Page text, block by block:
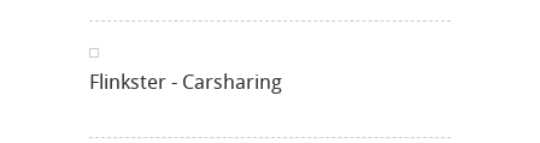
Flinkster - Carsharing